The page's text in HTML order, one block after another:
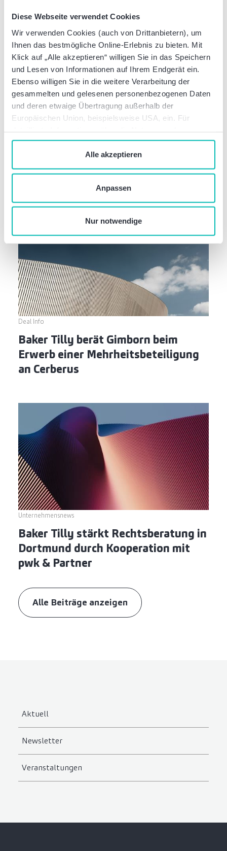
Diese Webseite verwendet Cookies
Wir verwenden Cookies (auch von Drittanbietern), um
Ihnen das bestmögliche Online-Erlebnis zu bieten. Mit
Klick auf „Alle akzeptieren“ willigen Sie in das Speichern
und Lesen von Informationen auf Ihrem Endgerät ein.
Ebenso willigen Sie in die weitere Verarbeitung der
gesammelten und gelesenen personenbezogenen Daten
und deren etwaige Übertragung außerhalb der
Europäischen Union, beispielsweise USA, ein. Für
Verwaltung von Cookies klicken Sie auf „Details“. Mit
dem Klick auf „Cookies verbieten“ lehnen Sie die
Verwendung von zustimmungspflichtigen Cookies ab. Sie
, wenn Sie unsere Webseite
nutzen.
Alle akzeptieren
Anpassen
Nur notwendige
21. Sanktionspaket der EU gegen
Russland: Was Unternehmen jetzt
wissen müssen
Deal Info
Baker Tilly berät Gimborn beim
Erwerb einer Mehrheitsbeteiligung
an Cerberus
Unternehmensnews
Baker Tilly stärkt Rechtsberatung in
Dortmund durch Kooperation mit
pwk & Partner
Alle Beiträge anzeigen
Aktuell
Newsletter
Veranstaltungen